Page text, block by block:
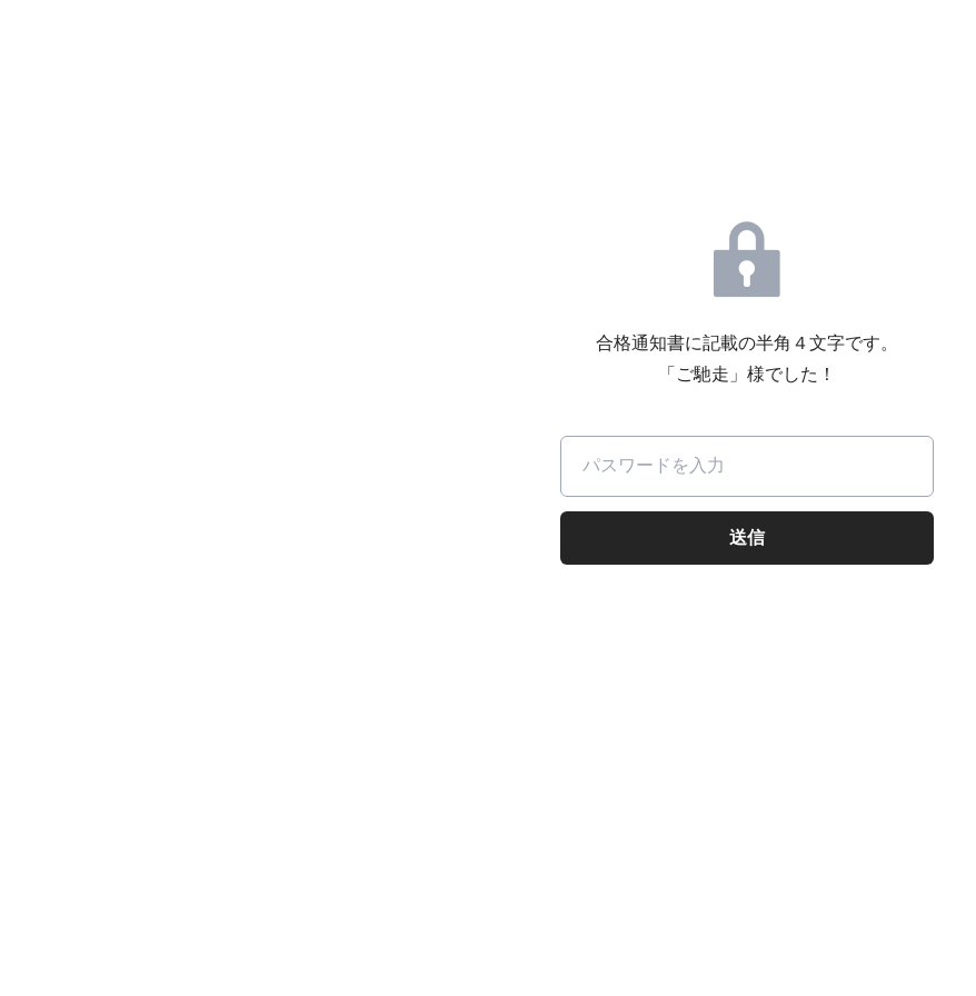
合格通知書に記載の半角４文字です。
「ご馳走」様でした！